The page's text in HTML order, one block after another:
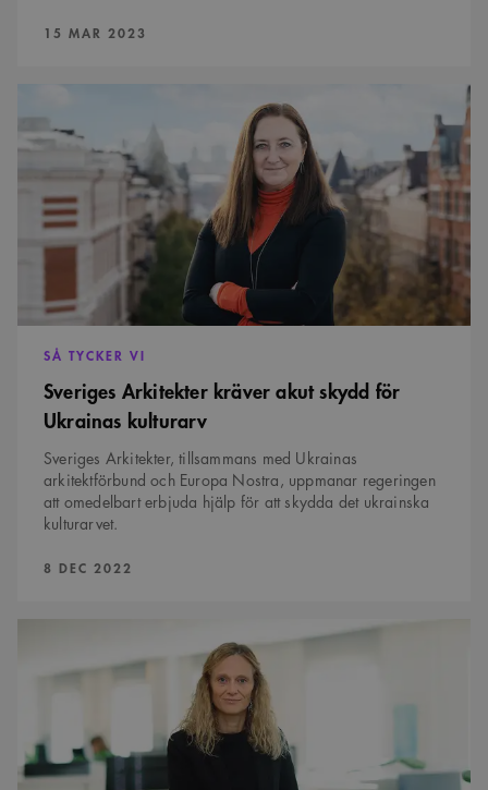
PUBLICERAD:
15 MAR 2023
kräver
akut
Ukrainas
kulturarv
SÅ TYCKER VI
Sveriges Arkitekter kräver akut skydd för
Ukrainas kulturarv
Sveriges Arkitekter, tillsammans med Ukrainas
arkitektförbund och Europa Nostra, uppmanar regeringen
att omedelbart erbjuda hjälp för att skydda det ukrainska
kulturarvet.
PUBLICERAD:
8 DEC 2022
Ge
klimatsmart